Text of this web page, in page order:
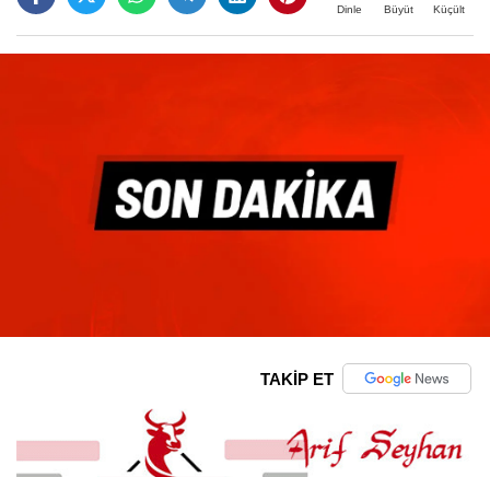
Dinle Büyüt Küçült
TAKİP ET